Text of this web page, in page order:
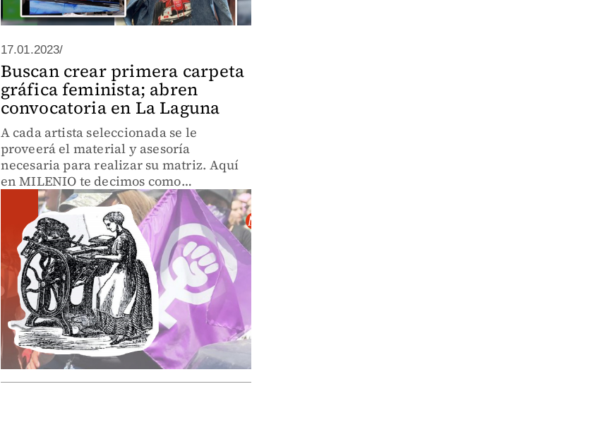
17.01.2023/
Buscan crear primera carpeta
gráfica feminista; abren
convocatoria en La Laguna
A cada artista seleccionada se le
proveerá el material y asesoría
necesaria para realizar su matriz. Aquí
en MILENIO te decimos como
inscribirte.